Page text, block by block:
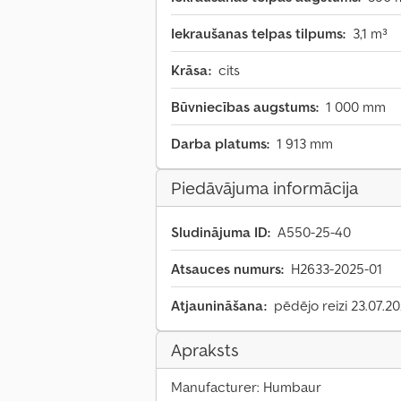
Iekraušanas telpas tilpums: 3,1 m³
Krāsa: cits
Būvniecības augstums: 1 000 mm
Darba platums: 1 913 mm
Piedāvājuma informācija
Sludinājuma ID: A550-25-40
Atsauces numurs: H2633-2025-01
Atjaunināšana: pēdējo reizi
Apraksts
Manufacturer: Humbaur